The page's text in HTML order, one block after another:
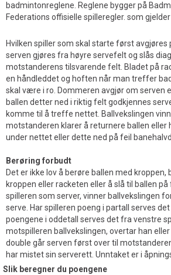
badmintonreglene. Reglene bygger på
Federations offisielle spilleregler. som gjelder
Hvilken spiller som skal starte først
serven gjøres fra høyre servefelt og slås
motstanderens tilsvarende felt. Bladet på
en håndleddet og hoften når man treffer
skal være i ro. Dommeren avgjør om serven
ballen detter ned i riktig felt godkjennes
komme til å treffe nettet. Ballvekslingen
motstanderen klarer å returnere ballen eller
under nettet eller dette ned på feil
Berøring forbudt
Det er ikke lov å berøre ballen med kroppen,
kroppen eller racketen eller å slå til ballen
spilleren som server, vinner ballvekslingen
serve. Har spilleren poeng i partall serves
poengene i oddetall serves det fra venstre
motspilleren ballvekslingen, overtar han
double går serven først over til
har mistet sin serverett. Unntaket er i
Slik beregner du poengene